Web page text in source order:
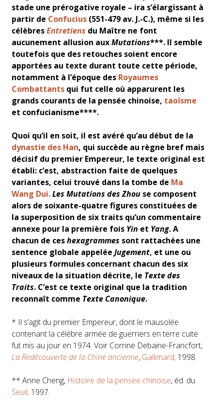
stade une prérogative royale – ira s’élargissant à
partir de Confucius (551-479 av. J.-C.), même si les
célèbresEntretiens du Maître ne font
aucunement allusion auxMutations***. Il semble
toutefois que des retouches soient encore
apportées au texte durant toute cette période,
notamment à l’époque des Royaumes
Combattants qui fut celle où apparurent les
grands courants de la pensée chinoise, taoïsme
et confucianisme****.
Quoi qu’il en soit, il est avéré qu’au début de la
dynastie des Han, qui succède au règne bref mais
décisif du premier Empereur, le texte original est
établi: c’est, abstraction faite de quelques
variantes, celui trouvé dans la tombe de Ma
Wang Dui.Les Mutations des Zhou se composent
alors de soixante-quatre figures constituées de
la superposition de six traits qu’un commentaire
annexe pour la première fois Yin et Yang. A
chacun de ceshexagrammes sont rattachées une
sentence globale appelée Jugement, et une ou
plusieurs formules concernant chacun des six
niveaux de la situation décrite, le Texte des
Traits. C’est ce texte original que la tradition
reconnaît comme Texte Canonique.
* Il s’agit du premier Empereur, dont le mausolée
contenant la célèbre armée de guerriers en terre cuite
fut mis au jour en 1974. Voir Corrine Debaine-Francfort,
La Redécouverte de la Chine ancienne, Gallimard, 1998.
** Anne Cheng, Histoire de la pensée chinoise, éd. du
Seuil, 1997.